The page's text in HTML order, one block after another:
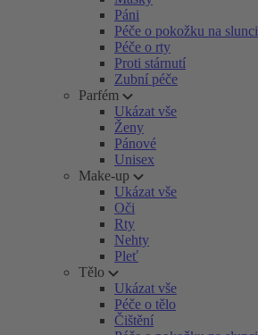
Páni
Péče o pokožku na slunci
Péče o rty
Proti stárnutí
Zubní péče
Parfém
Ukázat vše
Ženy
Pánové
Unisex
Make-up
Ukázat vše
Oči
Rty
Nehty
Pleť
Tělo
Ukázat vše
Péče o tělo
Čištění